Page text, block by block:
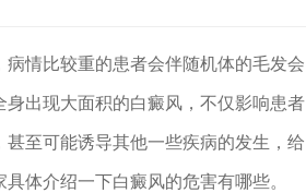
情比较重的患者会伴随机体的毛发会
出现大面积的白癜风，不仅影响患者
至可能诱导其他一些疾病的发生，给
体介绍一下白癜风的危害有哪些。